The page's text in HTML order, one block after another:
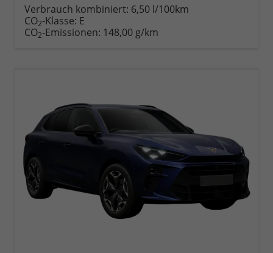
anfordern
Datei,
Verbrauch kombiniert: 6,50 l/100km
CO2-Klasse: E
CO2-Emissionen: 148,00 g/km